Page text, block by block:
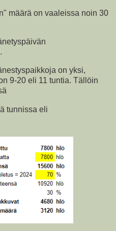
määrä on vaaleissa noin 30
on yksi,
9-20 eli 11 tuntia. Tällöin
tunnissa eli